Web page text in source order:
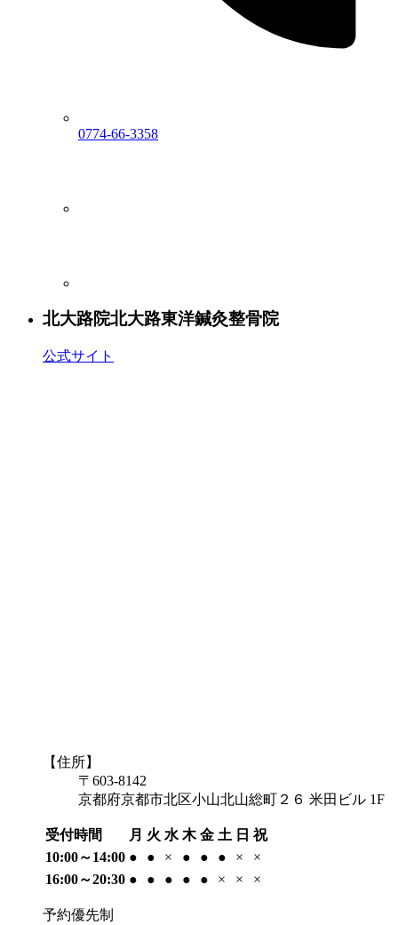
0774-66-3358
北大路院北大路東洋鍼灸整骨院
公式サイト
【住所】
〒603-8142
京都府京都市北区小山北山総町２６ 米田ビル 1F
受付時間 月 火 水 木 金 土 日 祝
10:00～14:00 ● ● × ● ● ● ×
×
16:00～20:30 ● ● ● ● ● × × ×
予約優先制